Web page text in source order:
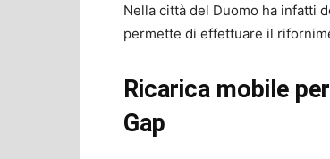
Nella città del Duomo ha infatti
permette di effettuare il
Ricarica mobile
Gap